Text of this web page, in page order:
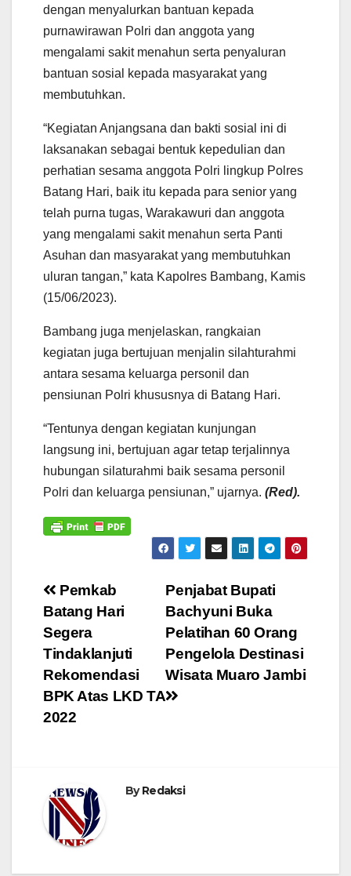
dengan menyalurkan bantuan kepada
purnawirawan Polri dan anggota yang
mengalami sakit menahun serta penyaluran
bantuan sosial kepada masyarakat yang
membutuhkan.
“Kegiatan Anjangsana dan bakti sosial ini di
laksanakan sebagai bentuk kepedulian dan
perhatian sesama anggota Polri lingkup Polres
Batang Hari, baik itu kepada para senior yang
telah purna tugas, Warakawuri dan anggota
yang mengalami sakit menahun serta Panti
Asuhan dan masyarakat yang membutuhkan
uluran tangan,” kata Kapolres Bambang, Kamis
(15/06/2023).
Bambang juga menjelaskan, rangkaian
kegiatan juga bertujuan menjalin silahturahmi
antara sesama keluarga personil dan
pensiunan Polri khususnya di Batang Hari.
“Tentunya dengan kegiatan kunjungan
langsung ini, bertujuan agar tetap terjalinnya
hubungan silaturahmi baik sesama personil
Polri dan keluarga pensiunan,” ujarnya. (Red).
Navigasi
pos
Penjabat Bupati
Bachyuni Buka
Pelatihan 60 Orang
Pengelola Destinasi
Wisata Muaro Jambi
Pemkab
Batang Hari
Segera
Tindaklanjuti
Rekomendasi
BPK Atas LKD TA
2022
ByRedaksi